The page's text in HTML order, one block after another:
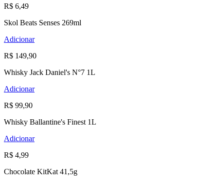
R$ 6,49
Skol Beats Senses 269ml
Adicionar
R$ 149,90
Whisky Jack Daniel's N°7 1L
Adicionar
R$ 99,90
Whisky Ballantine's Finest 1L
Adicionar
R$ 4,99
Chocolate KitKat 41,5g